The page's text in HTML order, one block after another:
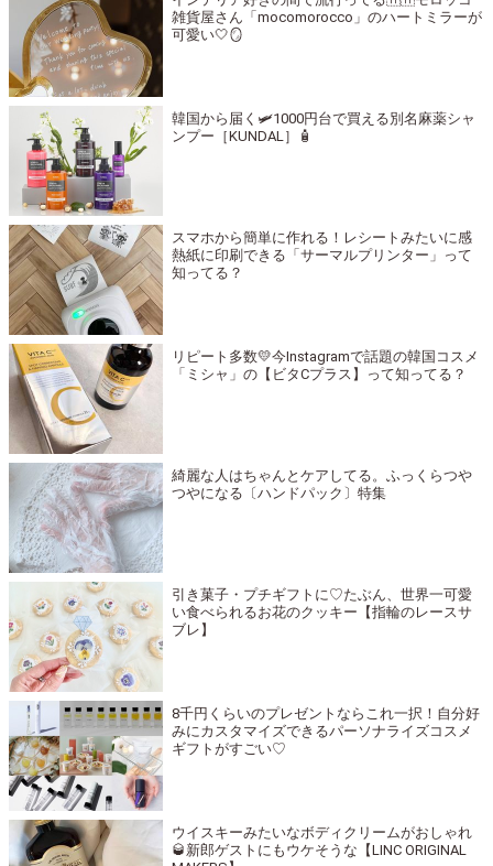
雑貨屋さん「mocomorocco」のハートミラーが
可愛い🤍🪞
韓国から届く🛩1000円台で買える別名麻薬シャ
ンプー［KUNDAL］🧴
スマホから簡単に作れる！レシートみたいに感
熱紙に印刷できる「サーマルプリンター」って
知ってる？
リピート多数💛今Instagramで話題の韓国コスメ
「ミシャ」の【ビタCプラス】って知ってる？
綺麗な人はちゃんとケアしてる。ふっくらつや
つやになる〔ハンドパック〕特集
引き菓子・プチギフトに♡たぶん、世界一可愛
い食べられるお花のクッキー【指輪のレースサ
ブレ】
8千円くらいのプレゼントならこれ一択！自分好
みにカスタマイズできるパーソナライズコスメ
ギフトがすごい♡
ウイスキーみたいなボディクリームがおしゃれ
🥃新郎ゲストにもウケそうな【LINC ORIGINAL